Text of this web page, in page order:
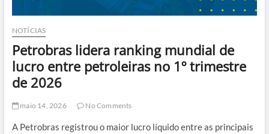
NOTÍCIAS
Petrobras lidera ranking mundial de
lucro entre petroleiras no 1º trimestre
de 2026
maio 14, 2026 No Comments
A Petrobras registrou o maior lucro líquido entre as principais